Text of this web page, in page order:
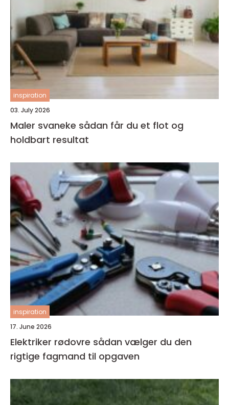
inspiration
03. July 2026
Maler svaneke sådan får du et flot og
holdbart resultat
inspiration
17. June 2026
Elektriker rødovre sådan vælger du den
rigtige fagmand til opgaven